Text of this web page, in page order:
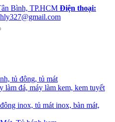
Bình, TP.HCM Điện thoại:
tủ đông, tủ mát
làm đá, máy làm kem, kem tuyết
inox, tủ mát inox, bàn mát,